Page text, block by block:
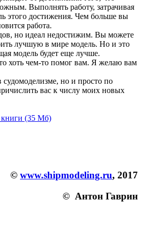
Выполнять работу, затрачивая
этого достижения. Чем больше вы
работа.
но идеал недостижим. Вы можете
лучшую в мире модель. Но и это
модель будет еще лучше.
хоть чем-то помог вам. Я желаю вам
судомоделизме, но и просто по
вас к числу моих новых
книги (35 Мб)
© www.shipmodeling.ru, 2017
© Антон Гаврин